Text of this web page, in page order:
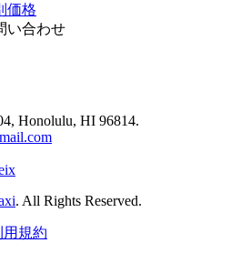
価格
い合わせ
Honolulu, HI 96814.
. All Rights Reserved.
用規約